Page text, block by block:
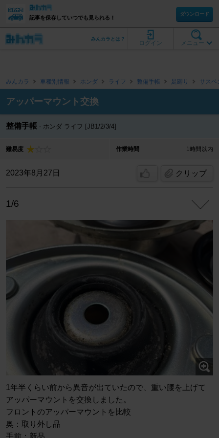
記事を保存していつでも見られる！
ダウンロード
メニュー
ログイン
みんカラとは？
みんカラ 車種別情報 ホンダ ライフ 整備手帳 足廻り サスペ
アッパーマウント交換
整備手帳 ホンダ ライフ [JB1/2/3/4]
難易度 作業時間 1時間以内
2023年8月27日 クリップ
1/6
1年半くらい前から異音が出ていたので、重い腰を上げて
アッパーマウントを交換しました。
フロントのアッパーマウントを比較
奥：取り外し品